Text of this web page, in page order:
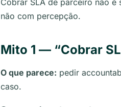
Cobrar SLA de parceiro não
não com percepção.
Mito 1 — “Cobrar
O que parece: pedir
caso.